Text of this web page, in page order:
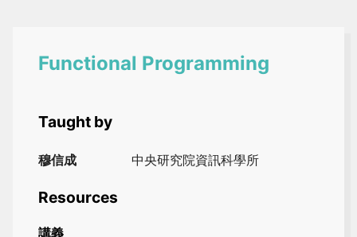
Functional Programming
Taught by
穆信成 中央研究院資訊科學所
Resources
講義